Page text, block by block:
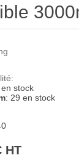
stock
: 29 en stock
HT